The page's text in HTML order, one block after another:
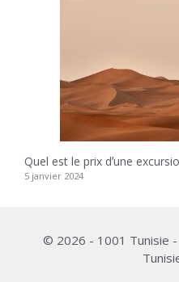
Quel est le prix dʼune
5 janvier 2024
© 2026 - 1001 Tunisie